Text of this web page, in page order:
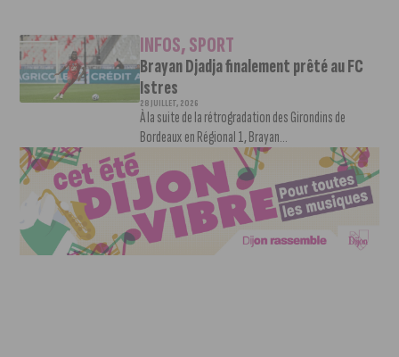
INFOS,SPORT
Brayan Djadja finalement prêté au FC
Istres
28 JUILLET, 2026
À la suite de la rétrogradation des Girondins de
Bordeaux en Régional 1, Brayan...